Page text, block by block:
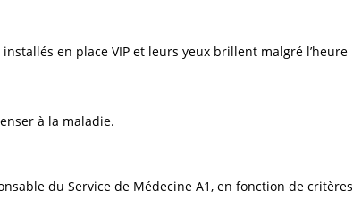
en place VIP et leurs yeux brillent malgré l’heure
à la maladie.
du Service de Médecine A1, en fonction de critères